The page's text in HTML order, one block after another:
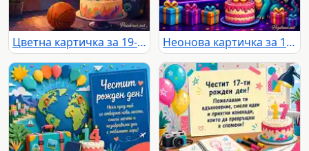
Цветна картичка за 19-ти рожден ден с торта, балони и градски залез Неонова картичка за 18-ти рожден ден с пикселизиран дракон